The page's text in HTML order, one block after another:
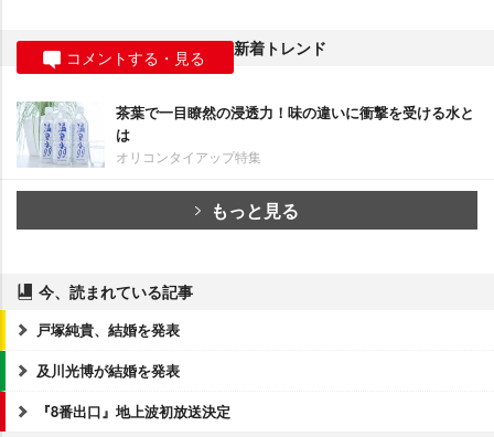
コメントする・見る 新着トレンド
茶葉で一目瞭然の浸透力！味の違いに衝撃を受ける水と
は
オリコンタイアップ特集
もっと見る
今、読まれている記事
戸塚純貴、結婚を発表
及川光博が結婚を発表
『8番出口』地上波初放送決定